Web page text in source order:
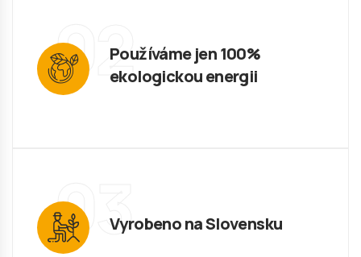
02Používáme jen 100%
ekologickou energii
03Vyrobeno na Slovensku